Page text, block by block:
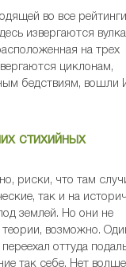
во все
извергаются
на трех
циклонам,
бедствиям, вошли
стихийных
риски, что там
так и на
землей. Но они не
возможно.
оттуда
так себе. Нет